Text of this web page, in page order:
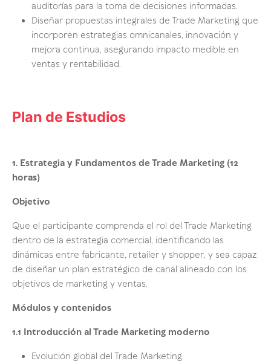
auditorías para la toma de decisiones informadas.
Diseñar propuestas integrales de Trade Marketing que
incorporen estrategias omnicanales, innovación y
mejora continua, asegurando impacto medible en
ventas y rentabilidad.
Plan de Estudios
1. Estrategia y Fundamentos de Trade Marketing (12
horas)
Objetivo
Que el participante comprenda el rol del Trade Marketing
dentro de la estrategia comercial, identificando las
dinámicas entre fabricante, retailer y shopper, y sea capaz
de diseñar un plan estratégico de canal alineado con los
objetivos de marketing y ventas.
Módulos y contenidos
1.1 Introducción al Trade Marketing moderno
Evolución global del Trade Marketing.